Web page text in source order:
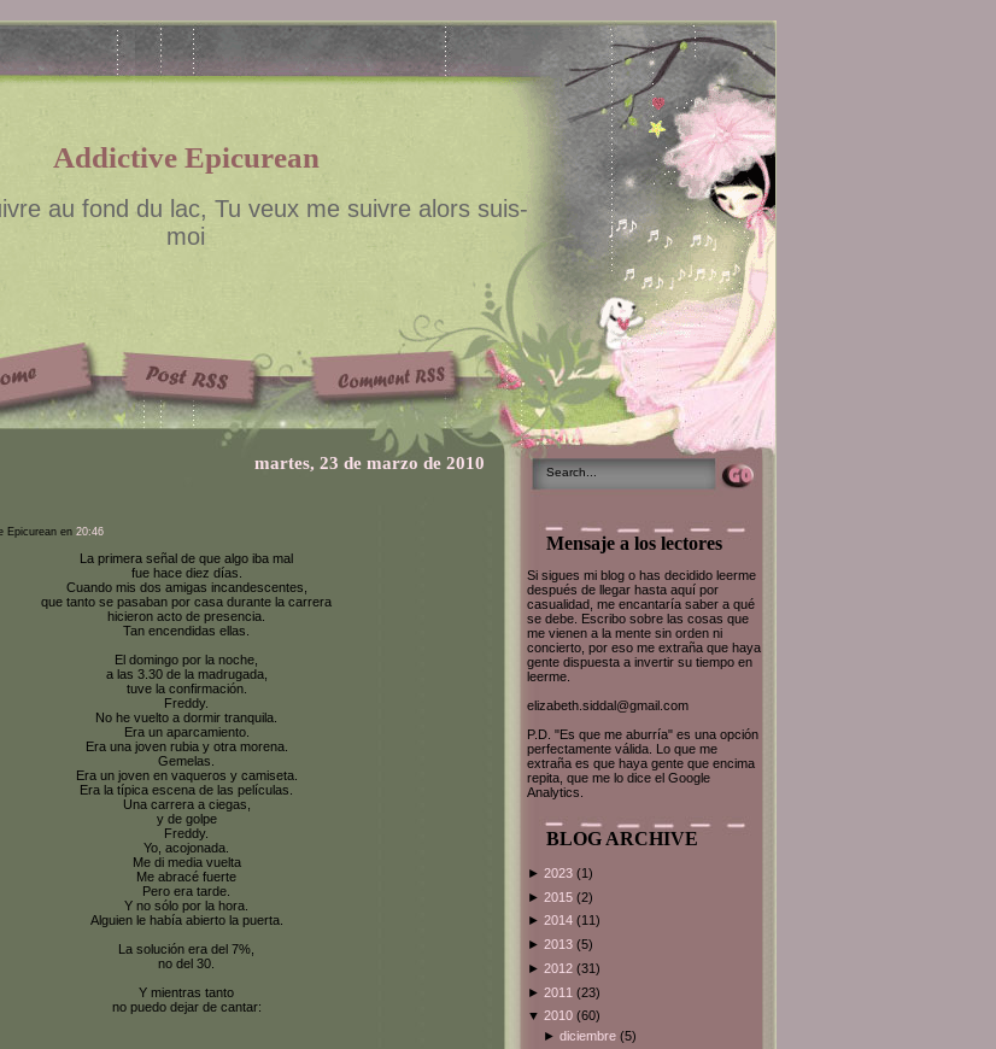
Addictive Epicurean
au fond du lac, Tu veux me suivre alors suis-
moi
martes, 23 de marzo de 2010
Epicurean en 20:46
La primera señal de que algo iba mal
fue hace diez días.
Cuando mis dos amigas incandescentes,
que tanto se pasaban por casa durante la carrera
hicieron acto de presencia.
Tan encendidas ellas.
El domingo por la noche,
a las 3.30 de la madrugada,
tuve la confirmación.
Freddy.
No he vuelto a dormir tranquila.
Era un aparcamiento.
Era una joven rubia y otra morena.
Gemelas.
Era un joven en vaqueros y camiseta.
Era la típica escena de las películas.
Una carrera a ciegas,
y de golpe
Freddy.
Yo, acojonada.
Me di media vuelta
Me abracé fuerte
Pero era tarde.
Y no sólo por la hora.
Alguien le había abierto la puerta.
La solución era del 7%,
no del 30.
Y mientras tanto
no puedo dejar de cantar:
Mensaje a los lectores
Si sigues mi blog o has decidido leerme
después de llegar hasta aquí por
casualidad, me encantaría saber a qué
se debe. Escribo sobre las cosas que
me vienen a la mente sin orden ni
concierto, por eso me extraña que haya
gente dispuesta a invertir su tiempo en
leerme.
elizabeth.siddal@gmail.com
P.D. "Es que me aburría" es una opción
perfectamente válida. Lo que me
extraña es que haya gente que encima
repita, que me lo dice el Google
Analytics.
BLOG ARCHIVE
► 2023 (1)
► 2015 (2)
► 2014 (11)
► 2013 (5)
► 2012 (31)
► 2011 (23)
▼ 2010 (60)
►diciembre(5)